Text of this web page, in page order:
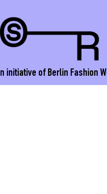
initiative of Berlin Fashion